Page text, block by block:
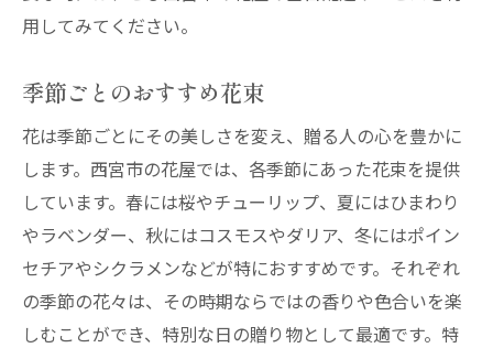
用してみてください。
季節ごとのおすすめ花束
花は季節ごとにその美しさを変え、贈る人の心を豊かに
します。西宮市の花屋では、各季節にあった花束を提供
しています。春には桜やチューリップ、夏にはひまわり
やラベンダー、秋にはコスモスやダリア、冬にはポイン
セチアやシクラメンなどが特におすすめです。それぞれ
の季節の花々は、その時期ならではの香りや色合いを楽
しむことができ、特別な日の贈り物として最適です。特